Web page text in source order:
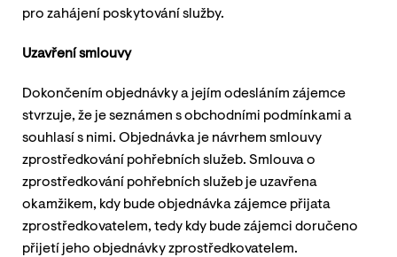
pro zahájení poskytování služby.
Uzavření smlouvy
Dokončením objednávky a jejím odesláním zájemce
stvrzuje, že je seznámen s obchodními podmínkami a
souhlasí s nimi. Objednávka je návrhem smlouvy
zprostředkování pohřebních služeb. Smlouva o
zprostředkování pohřebních služeb je uzavřena
okamžikem, kdy bude objednávka zájemce přijata
zprostředkovatelem, tedy kdy bude zájemci doručeno
přijetí jeho objednávky zprostředkovatelem.